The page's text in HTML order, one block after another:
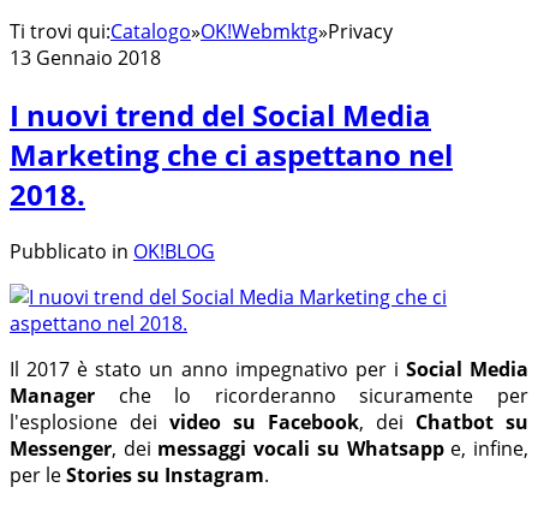
Ti trovi qui:Catalogo»OK!Webmktg»Privacy
13 Gennaio 2018
I nuovi trend del Social Media
Marketing che ci aspettano nel
2018.
Pubblicato in OK!BLOG
Il 2017 è stato un anno impegnativo per i Social Media
Manager che lo ricorderanno sicuramente per
l'esplosione dei video su Facebook, dei Chatbot su
Messenger, dei messaggi vocali su Whatsappe, infine,
per leStories su Instagram.